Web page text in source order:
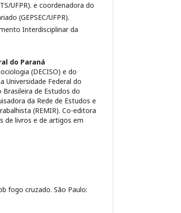
UFPR). e coordenadora do
(GEPSEC/UFPR).
Interdisciplinar da
do Paraná
(DECISO) e do
Universidade Federal do
Brasileira de Estudos do
da Rede de Estudos e
(REMIR). Co-editora
de livros e de artigos em
fogo cruzado. São Paulo: